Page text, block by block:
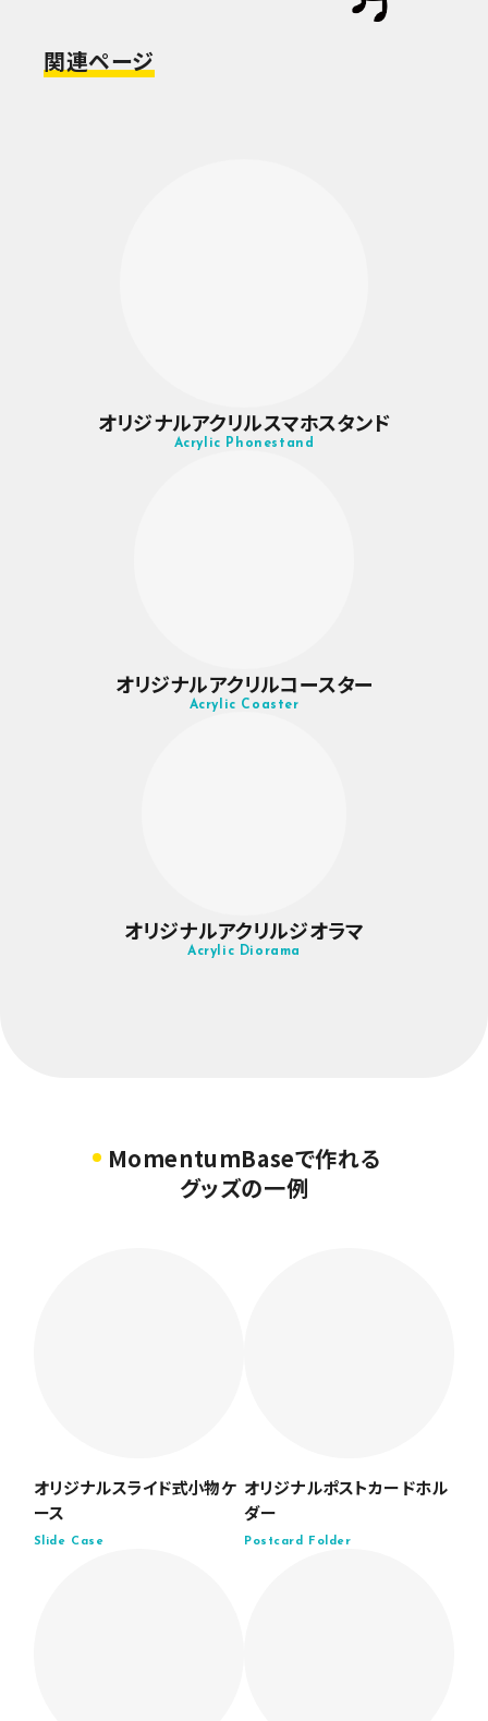
関連ページ
オリジナルアクリルスマホスタンド
Acrylic Phonestand
オリジナルアクリルコースター
Acrylic Coaster
オリジナルアクリルジオラマ
Acrylic Diorama
MomentumBaseで作れる
グッズの一例
オリジナルスライド式小物ケ
ース
Slide Case
オリジナルポストカードホル
ダー
Postcard Folder